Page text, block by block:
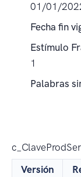
01/01/
Fecha fin
Estímulo
1
Palabras
Versión